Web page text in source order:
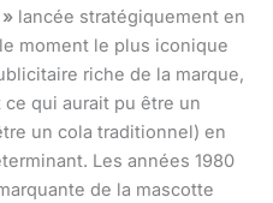
lancée stratégiquement en
moment le plus iconique
riche de la marque,
qui aurait pu être un
un cola traditionnel) en
Les années 1980
de la mascotte